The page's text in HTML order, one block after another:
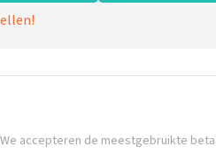
accepteren de meestgebruikte